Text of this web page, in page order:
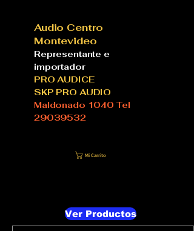
Audio Centro
Montevideo
Representante e
importador
PRO AUDICE
SKP PRO AUDIO
Maldonado 1040 Tel
29039532
Mi Carrito
Ver Productos